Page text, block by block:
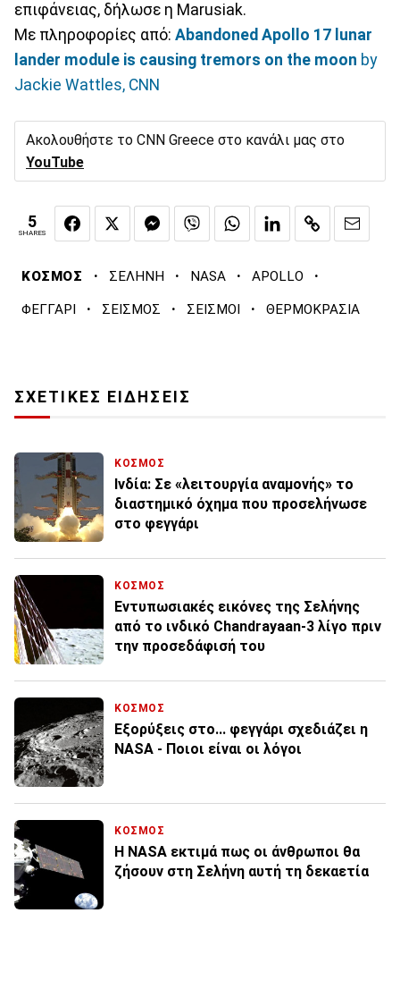
επιφάνειας, δήλωσε η Marusiak.
Με πληροφορίες από: Abandoned Apollo 17 lunar
lander module is causing tremors on the moon by
Jackie Wattles, CNN
Ακολουθήστε το CNN Greece στο κανάλι μας στο
YouTube
5
SHARES
ΚΟΣΜΟΣ · ΣΕΛΗΝΗ · NASA · APOLLO ·
ΦΕΓΓΑΡΙ · ΣΕΙΣΜΟΣ · ΣΕΙΣΜΟΙ · ΘΕΡΜΟΚΡΑΣΙΑ
ΣΧΕΤΙΚΕΣ ΕΙΔΗΣΕΙΣ
ΚΟΣΜΟΣ
Ινδία: Σε «λειτουργία αναμονής» το
διαστημικό όχημα που προσελήνωσε
στο φεγγάρι
ΚΟΣΜΟΣ
Εντυπωσιακές εικόνες της Σελήνης
από το ινδικό Chandrayaan-3 λίγο πριν
την προσεδάφισή του
ΚΟΣΜΟΣ
Εξορύξεις στο... φεγγάρι σχεδιάζει η
NASA - Ποιοι είναι οι λόγοι
ΚΟΣΜΟΣ
Η NASA εκτιμά πως οι άνθρωποι θα
ζήσουν στη Σελήνη αυτή τη δεκαετία